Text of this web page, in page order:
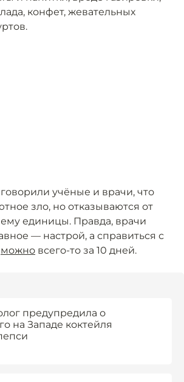
конфет, жевательных
учёные и врачи, что
зло, но отказываются от
единицы. Правда, врачи
— настрой, а справиться с
можно всего-то за 10 дней.
предупредила о
на Западе коктейля